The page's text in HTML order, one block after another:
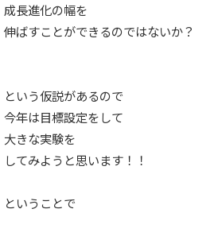
成長進化の幅を
伸ばすことができるのではないか？
という仮説があるので
今年は目標設定をして
大きな実験を
してみようと思います！！
ということで